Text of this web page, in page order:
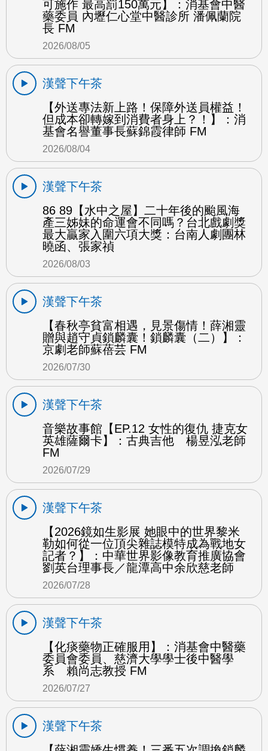
可施作 最高罰150萬元】：消基會中醫
藥委員 內壢仁心堂中醫診所 潘佩蘭院
長 FM
2026/08/05
漢聲下午茶
【外送專法新上路！保障外送員權益！
但成本卻轉嫁到消費者身上？！】：消
基會名譽董事長蘇錦霞律師 FM
2026/08/04
漢聲下午茶
86 89【水中之屋】二十年後的颱風海
產三姊妹的命運會不同嗎？台北戲劇獎
最大贏家入圍六項大獎：台南人劇團林
曉函、張家禎
2026/08/03
漢聲下午茶
【春秋亭貧富相遇，見景傷情！薛湘靈
贈與趙守貞鎖麟囊！鎖麟囊（二）】：
京劇老師蘇蓓芸 FM
2026/07/30
漢聲下午茶
音樂故事館【EP.12 女性的復仇 捷克女
英雄薩爾卡】：古典吉他 楊昱泓老師
FM
2026/07/29
漢聲下午茶
【2026鏡如生影展 她眼中的世界黎米
勒如何從一位頂尖雜誌模特成為戰地女
記者？】：中華世界影像教育推廣協會
劉英台理事長／龍潭高中余欣慈老師
2026/07/28
漢聲下午茶
【化痰藥物正確服用】：消基會中醫藥
委員會委員、慈濟大學學士後中醫學
系 賴尚志教授 FM
2026/07/27
漢聲下午茶